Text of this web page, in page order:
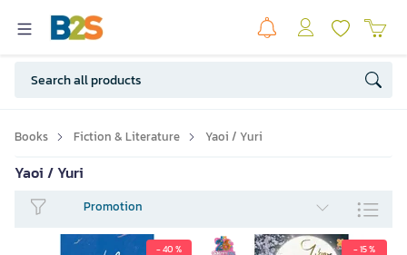
Books Fiction & Literature Yaoi / Yuri
Yaoi / Yuri
Promotion
- 40 % - 15 %